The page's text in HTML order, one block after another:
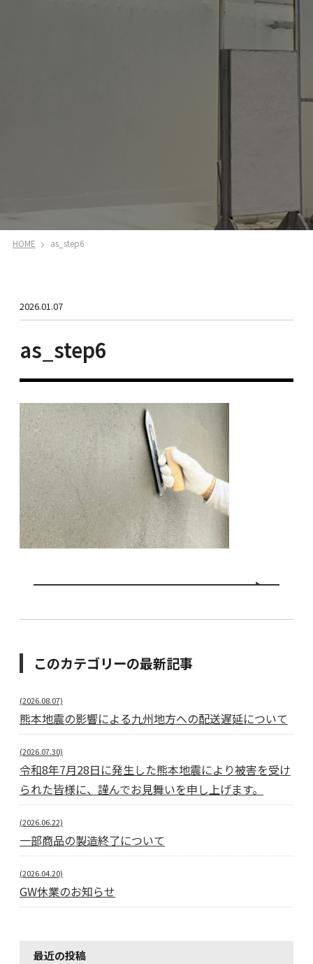
HOME as_step6
2026.01.07
as_step6
このカテゴリーの最新記事
(2026.08.07)
熊本地震の影響による九州地方への配送遅延について
(2026.07.30)
令和8年7月28日に発生した熊本地震により被害を受け
られた皆様に、謹んでお見舞いを申し上げます。
(2026.06.22)
一部商品の製造終了について
(2026.04.20)
GW休業のお知らせ
最近の投稿